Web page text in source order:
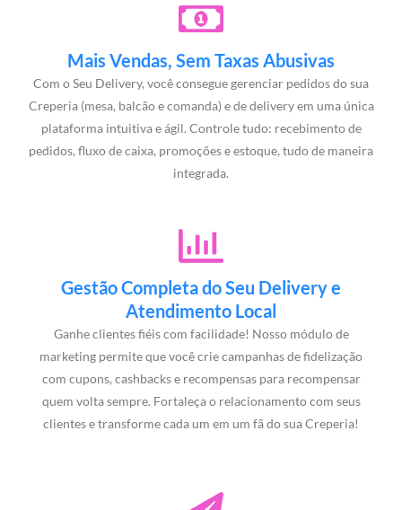
Mais Vendas, Sem Taxas Abusivas
Com o Seu Delivery, você consegue gerenciar pedidos do sua
Creperia (mesa, balcão e comanda) e de delivery em uma única
plataforma intuitiva e ágil. Controle tudo: recebimento de
pedidos, fluxo de caixa, promoções e estoque, tudo de maneira
integrada.
Gestão Completa do Seu Delivery e
Atendimento Local
Ganhe clientes fiéis com facilidade! Nosso módulo de
marketing permite que você crie campanhas de fidelização
com cupons, cashbacks e recompensas para recompensar
quem volta sempre. Fortaleça o relacionamento com seus
clientes e transforme cada um em um fã do sua Creperia!